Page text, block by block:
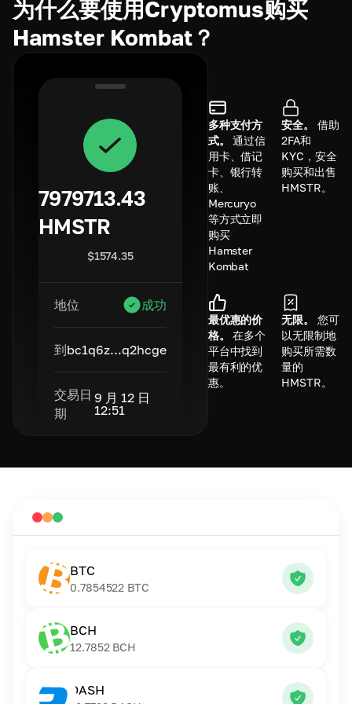
为什么要使用Cryptomus购买
Hamster Kombat？
7979713.43
HMSTR
$1574.35
地位 成功
到bc1q6z...q2hcge
交易日
期
9 月 12 日
12:51
多种支付方
式。
通过信
用卡、借记
卡、银行转
账、
Mercuryo
等方式立即
购买
Hamster
Kombat
安全。
借助
2FA和
KYC，安全
购买和出售
HMSTR。
最优惠的价
格。
在多个
平台中找到
最有利的优
惠。
无限。
您可
以无限制地
购买所需数
量的
HMSTR。
BTC
0.7854522 BTC
BCH
12.7852 BCH
DASH